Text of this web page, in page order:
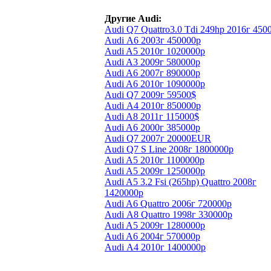
Другие Audi:
Audi Q7 Quattro3.0 Tdi 249hp 2016г
Audi А6 2003г 450000р
Audi A5 2010г 1020000р
Audi A3 2009г 580000р
Audi A6 2007г 890000р
Audi A6 2010г 1090000р
Audi Q7 2009г 59500$
Audi А4 2010г 850000р
Audi A8 2011г 115000$
Audi A6 2000г 385000р
Audi Q7 2007г 20000EUR
Audi Q7 S Line 2008г 1800000р
Audi A5 2010г 1100000р
Audi A5 2009г 1250000р
Audi A5 3.2 Fsi (265hp) Quattro 2008г
1420000р
Audi A6 Quattro 2006г 720000р
Audi А8 Quattro 1998г 330000р
Audi A5 2009г 1280000р
Audi A6 2004г 570000р
Audi А4 2010г 1400000р